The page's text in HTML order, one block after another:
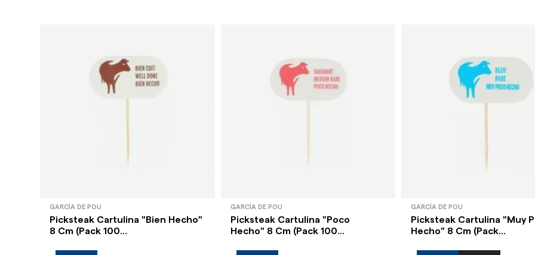
GARCÍA DE POU
Picksteak Cartulina "Bien Hecho"
8 Cm (Pack 100...
GARCÍA DE POU
Picksteak Cartulina "Poco
Hecho" 8 Cm (Pack 100...
GARCÍA DE POU
Picksteak Cartulina "Muy
Hecho" 8 Cm (Pack...